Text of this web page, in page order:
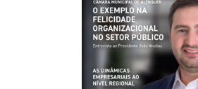
que constitui a matriz conceptual e
decisões e a estratégia de negócio.
Foi construída com o envolvimento de
, tanto internos como